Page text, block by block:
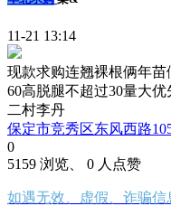
11-21 13:14
现款求购连翘裸根俩年
60高脱腿不超过30量大
二村李丹
保定市竞秀区东风西路
0
5159 浏览、 0 人点赞
如遇无效、虚假、诈骗信